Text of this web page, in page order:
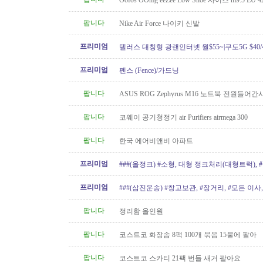
팝니다 Nike Air Force 나이키 신발
프리미엄
텔러스 대칭형 광랜인터넷 월$55~|쿠도5G $40/
프리미엄
펜스 (Fence)/가드닝
팝니다 ASUS ROG Zephyrus M16 노트북 전원들어간
팝니다 코웨이 공기청정기 air Purifiers airmega 300
팝니다 한국 에어비앤비 아파트
프리미엄
###(올정크) #소형, 대형 정크처리(대형트럭),
프리미엄
###(삼진운송) #창고보관, #장거리, #모든 이사
팝니다 정리함 올인원
팝니다 코스트코 화장솜 8팩 100개 묶음 15불에 팔아
팝니다 코스트코 스카티 21팩 번들 새거 팔아요